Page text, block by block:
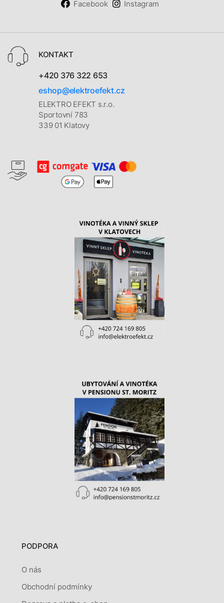
Facebook Instagram
KONTAKT
+420 376 322 653
eshop@elektroefekt.cz
ELEKTRO EFEKT s.r.o.
Sportovní 783
339 01 Klatovy
PODPORA
O nás
Obchodní podmínky